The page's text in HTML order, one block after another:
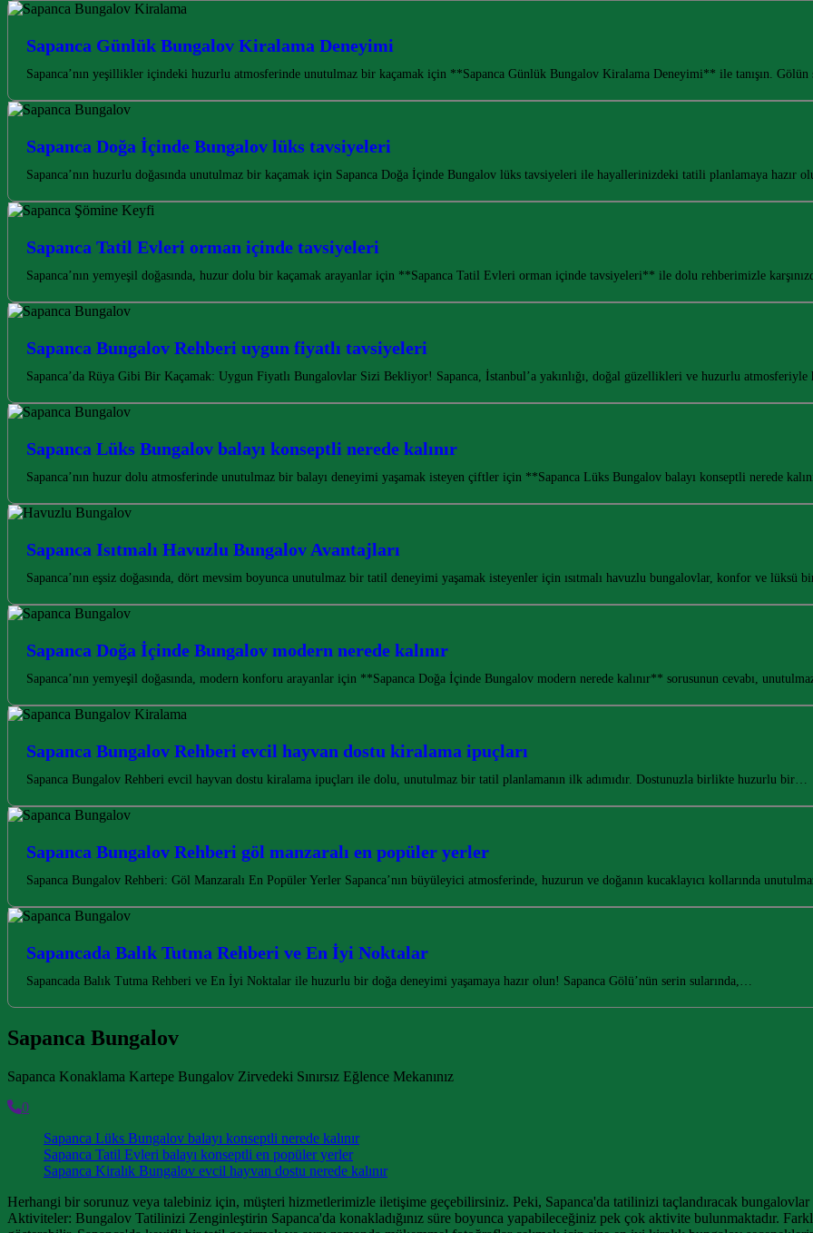
Sapanca Günlük Bungalov Kiralama Deneyimi
Sapanca’nın yeşillikler içindeki huzurlu atmosferinde unutulmaz bir kaçamak için **Sapanca Günlük Bungalov Kiralama Deneyimi** ile tanışın. Gölün
Sapanca Doğa İçinde Bungalov lüks tavsiyeleri
Sapanca’nın huzurlu doğasında unutulmaz bir kaçamak için Sapanca Doğa İçinde Bungalov lüks tavsiyeleri ile hayallerinizdeki tatili planlamaya hazır
Sapanca Tatil Evleri orman içinde tavsiyeleri
Sapanca’nın yemyeşil doğasında, huzur dolu bir kaçamak arayanlar için **Sapanca Tatil Evleri orman içinde tavsiyeleri** ile dolu rehberimizle
Sapanca Bungalov Rehberi uygun fiyatlı tavsiyeleri
Sapanca’da Rüya Gibi Bir Kaçamak: Uygun Fiyatlı Bungalovlar Sizi Bekliyor! Sapanca, İstanbul’a yakınlığı, doğal güzellikleri ve huzurlu
Sapanca Lüks Bungalov balayı konseptli nerede kalınır
Sapanca’nın huzur dolu atmosferinde unutulmaz bir balayı deneyimi yaşamak isteyen çiftler için **Sapanca Lüks Bungalov balayı konseptli nerede
Sapanca Isıtmalı Havuzlu Bungalov Avantajları
Sapanca’nın eşsiz doğasında, dört mevsim boyunca unutulmaz bir tatil deneyimi yaşamak isteyenler için ısıtmalı havuzlu bungalovlar, konfor ve lüksü
Sapanca Doğa İçinde Bungalov modern nerede kalınır
Sapanca’nın yemyeşil doğasında, modern konforu arayanlar için **Sapanca Doğa İçinde Bungalov modern nerede kalınır** sorusunun cevabı,
Sapanca Bungalov Rehberi evcil hayvan dostu kiralama ipuçları
Sapanca Bungalov Rehberi evcil hayvan dostu kiralama ipuçları ile dolu, unutulmaz bir tatil planlamanın ilk adımıdır. Dostunuzla birlikte huzurlu bir…
Sapanca Bungalov Rehberi göl manzaralı en popüler yerler
Sapanca Bungalov Rehberi: Göl Manzaralı En Popüler Yerler Sapanca’nın büyüleyici atmosferinde, huzurun ve doğanın kucaklayıcı kollarında
Sapancada Balık Tutma Rehberi ve En İyi Noktalar
Sapancada Balık Tutma Rehberi ve En İyi Noktalar ile huzurlu bir doğa deneyimi yaşamaya hazır olun! Sapanca Gölü’nün serin sularında,…
Sapanca Bungalov
Sapanca Konaklama Kartepe Bungalov Zirvedeki Sınırsız Eğlence Mekanınız
0
Sapanca Lüks Bungalov balayı konseptli nerede kalınır
Sapanca Tatil Evleri balayı konseptli en popüler yerler
Sapanca Kiralık Bungalov evcil hayvan dostu nerede kalınır
Herhangi bir sorunuz veya talebiniz için, müşteri hizmetlerimizle iletişime geçebilirsiniz. Peki, Sapanca'da tatilinizi taçlandıracak
Aktiviteler: Bungalov Tatilinizi Zenginleştirin Sapanca'da konakladığınız süre boyunca yapabileceğiniz pek çok aktivite bulunmaktadır.